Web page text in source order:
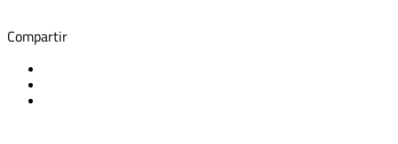
Compartir